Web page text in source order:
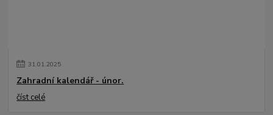
31.01.2025
Zahradní kalendář - únor.
číst celé